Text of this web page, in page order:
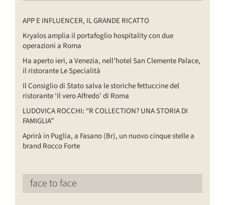
APP E INFLUENCER, IL GRANDE RICATTO
Kryalos amplia il portafoglio hospitality con due
operazioni a Roma
Ha aperto ieri, a Venezia, nell’hotel San Clemente Palace,
il ristorante Le Specialità
Il Consiglio di Stato salva le storiche fettuccine del
ristorante ‘Il vero Alfredo’ di Roma
LUDOVICA ROCCHI: “R COLLECTION? UNA STORIA DI
FAMIGLIA”
Aprirà in Puglia, a Fasano (Br), un nuovo cinque stelle a
brand Rocco Forte
face to face